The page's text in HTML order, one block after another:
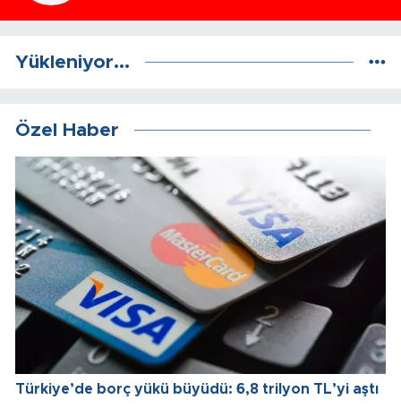
Yükleniyor...
Özel Haber
Türkiye’de borç yükü büyüdü: 6,8 trilyon TL’yi aştı